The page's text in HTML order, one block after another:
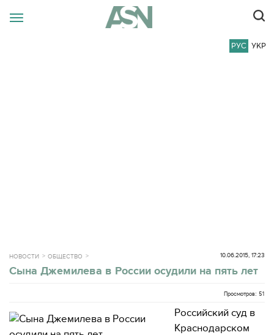
РУС УКР
НОВОСТИ ОБЩЕСТВО 10.06.2015, 17:23
Сына Джемилева в России осудили на пять лет
Просмотров: 51
Российский суд в
Краснодарском